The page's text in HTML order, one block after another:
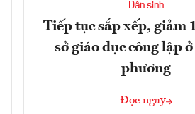
Dân sinh
Tiếp tục sắp xếp, giảm
sở giáo dục công lập
phương
Đọc ngay